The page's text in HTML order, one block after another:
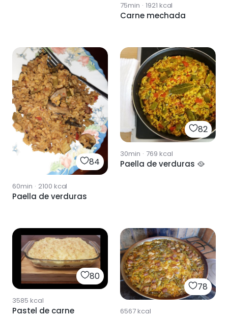
75min · 1921 kcal
Carne mechada
84
60min · 2100 kcal
Paella de verduras
82
30min · 769 kcal
Paella de verduras 🥘
80
3585 kcal
Pastel de carne
78
6567kcal